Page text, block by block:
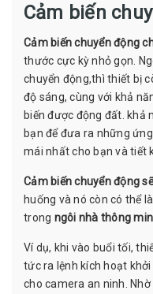
Cảm biến
Cảm biến chuyển động
thước cực kỳ nhỏ gọn.
chuyển động,thì thiết bị
độ sáng, cùng với khả
biến được động đất. khả
bạn để đưa ra những
mái nhất cho bạn và tiết
Cảm biến chuyển độngsẽ
huống và nó còn có thể
trong ngôi nhà thông
Ví dụ, khi vào buổi tối,
tức ra lệnh kích hoạt khởi
cho camera an ninh.